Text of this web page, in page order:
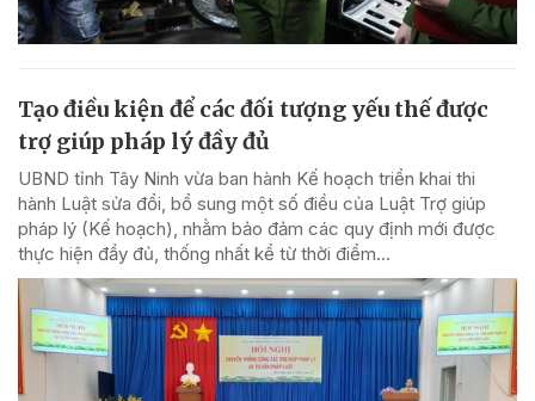
Tạo điều kiện để các đối tượng yếu thế được
trợ giúp pháp lý đầy đủ
UBND tỉnh Tây Ninh vừa ban hành Kế hoạch triển khai thi
hành Luật sửa đổi, bổ sung một số điều của Luật Trợ giúp
pháp lý (Kế hoạch), nhằm bảo đảm các quy định mới được
thực hiện đầy đủ, thống nhất kể từ thời điểm...